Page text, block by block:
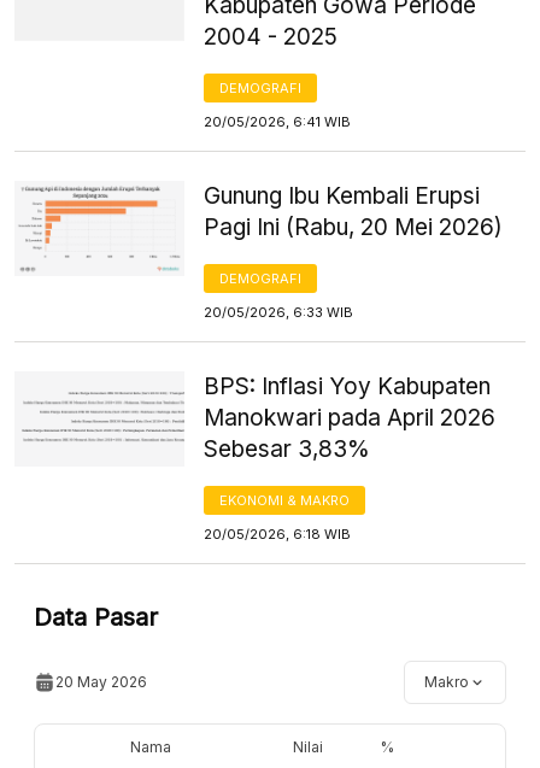
2004 - 2025
DEMOGRAFI
20/05/2026, 6:41 WIB
Gunung Ibu Kembali Erupsi
Pagi Ini (Rabu, 20 Mei 2026)
DEMOGRAFI
20/05/2026, 6:33 WIB
BPS: Inflasi Yoy Kabupaten
Manokwari pada April 2026
Sebesar 3,83%
EKONOMI & MAKRO
20/05/2026, 6:18 WIB
Data Pasar
20 May 2026 Makro
Nama Nilai %